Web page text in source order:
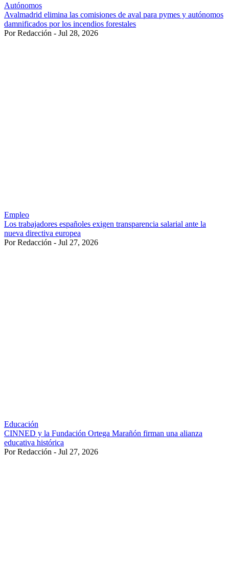
Autónomos
Avalmadrid elimina las comisiones de aval para pymes y autónomos
damnificados por los incendios forestales
Por Redacción - Jul 28, 2026
Empleo
Los trabajadores españoles exigen transparencia salarial ante la
nueva directiva europea
Por Redacción - Jul 27, 2026
Educación
CINNED y la Fundación Ortega Marañón firman una alianza
educativa histórica
Por Redacción - Jul 27, 2026